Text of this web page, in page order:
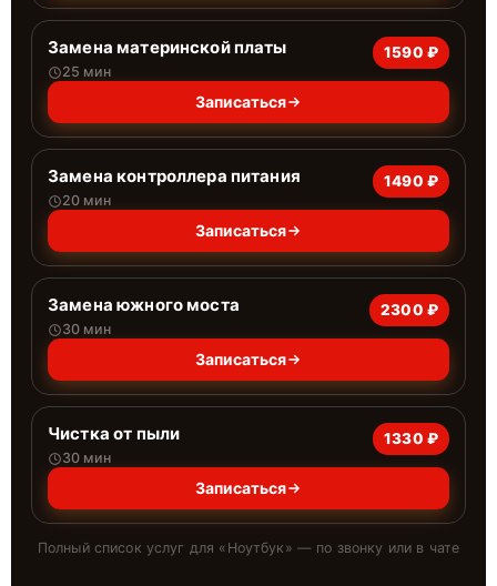
Замена материнской платы
25 мин
1590 ₽
Записаться
Замена контроллера питания
20 мин
1490 ₽
Записаться
Замена южного моста
30 мин
2300 ₽
Записаться
Чистка от пыли
30 мин
1330 ₽
Записаться
Полный список услуг для « Ноутбук » — по звонку или в чате